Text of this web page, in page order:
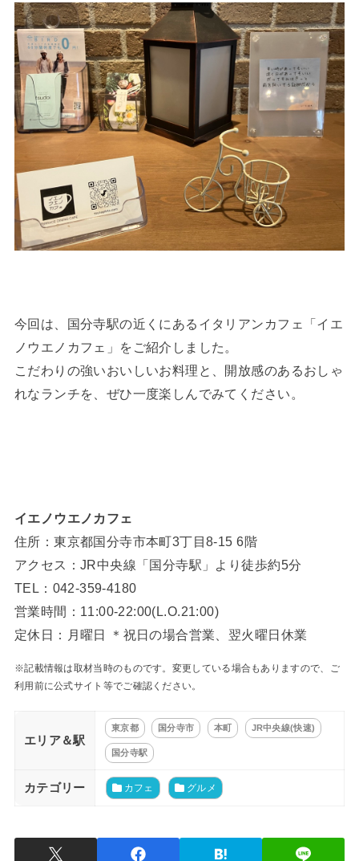
今回は、国分寺駅の近くにあるイタリアンカフェ「イエ
ノウエノカフェ」をご紹介しました。
こだわりの強いおいしいお料理と、開放感のあるおしゃ
れなランチを、ぜひ一度楽しんでみてください。
イエノウエノカフェ
住所：東京都国分寺市本町3丁目8-15 6階
アクセス：JR中央線「国分寺駅」より徒歩約5分
TEL：042-359-4180
営業時間：11:00-22:00(L.O.21:00)
定休日：月曜日 ＊祝日の場合営業、翌火曜日休業
※記載情報は取材当時のものです。変更している場合もありますので、ご
利用前に公式サイト等でご確認ください。
エリア＆駅
東京都 国分寺市 本町 JR中央線(快速)
国分寺駅
カテゴリー カフェ グルメ